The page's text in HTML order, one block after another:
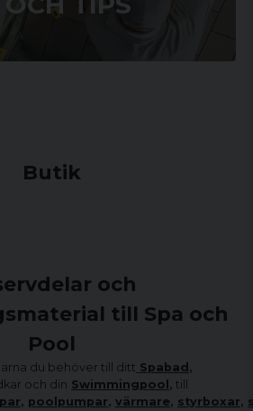
Butik
och
till Spa och
Pool
du behöver till ditt Spabad ,
och din Swimmingpool , till
, poolpumpar, värmare, styrboxar,